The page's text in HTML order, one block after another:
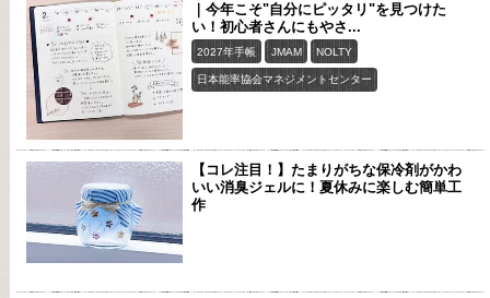
｜今年こそ"自分にピッタリ"を見つけた
い！初心者さんにもやさ...
2027年手帳 JMAM NOLTY
日本能率協会マネジメントセンター
【コレ注目！】たまりがちな保冷剤がかわ
いい消臭ジェルに！夏休みに楽しむ簡単工
作